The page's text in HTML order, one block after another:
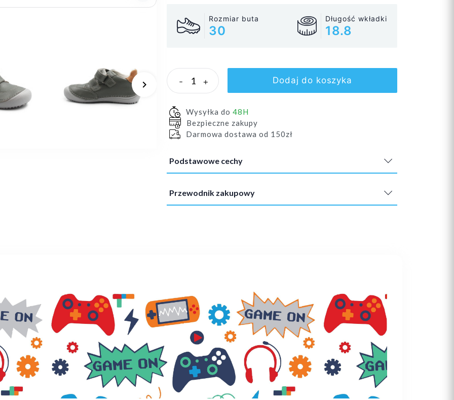
Następny
keyboard_arrow_right
Rozmiar buta
30
Długość wkładki
18.8
- + Dodaj do koszyka
Wysyłka do 48H
Bezpieczne zakupy
Darmowa dostawa od 150zł
Podstawowe cechy
Przewodnik zakupowy